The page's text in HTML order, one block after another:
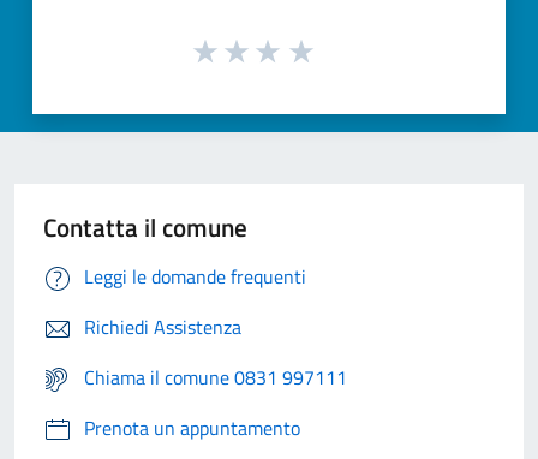
Contatta il comune
Leggi le domande frequenti
Richiedi Assistenza
Chiama il comune 0831 997111
Prenota un appuntamento